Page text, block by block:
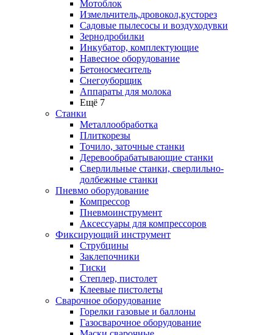
Мотоблок
Измельчитель,дровокол,кусторез
Садовые пылесосы и воздуходувки
Зернодробилки
Инкубатор, комплектующие
Навесное оборудование
Бетоносмеситель
Снегоуборщик
Аппараты для молока
Ещё 7
Станки
Металлообработка
Плиткорезы
Точило, заточные станки
Деревообрабатывающие станки
Сверлильные станки, сверлильно-
долбежные станки
Пневмо оборудование
Компрессор
Пневмоинструмент
Аксессуары для компрессоров
Фиксирующий инструмент
Струбцины
Заклепочники
Тиски
Степлер, пистолет
Клеевые пистолеты
Сварочное оборудование
Горелки газовые и баллоны
Газосварочное оборудование